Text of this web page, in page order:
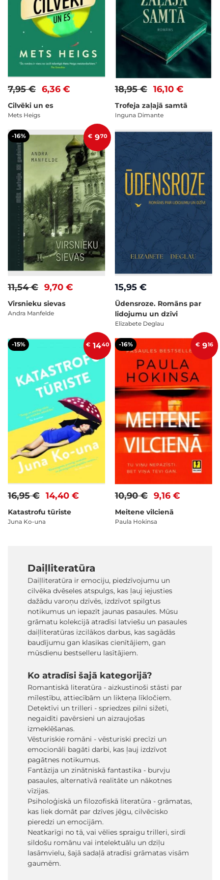
6,36 €
7,95 €
Cilvēki un es
Mets Heigs
16,10 €
18,95 €
Trofeja zaļajā samtā
Inguna Dimante
-16% € 970
9,70 €
11,54 €
Virsnieku sievas
Andra Manfelde
15,95 €
Ūdensroze. Romāns par
lidojumu un dzīvi
Elizabete Deglau
-15% € 1440
14,40 €
16,95 €
Katastrofu tūriste
Juna Ko-una
-16% € 916
9,16 €
10,90 €
Meitene vilcienā
Paula Hokinsa
Daiļliteratūra
Daiļliteratūra ir emociju, piedzīvojumu un
cilvēka dvēseles atspulgs, kas ļauj iejusties
dažādu varoņu dzīvēs, izdzīvot spilgtus
notikumus un iepazīt jaunas pasaules. Mūsu
grāmatu kolekcijā atradīsi latviešu un pasaules
daiļliteratūras izcilākos darbus, kas sagādās
baudījumu gan klasikas cienītājiem, gan
mūsdienu bestselleru lasītājiem.
Ko atradīsi šajā kategorijā?
Romantiskā literatūra - aizkustinoši stāsti par
mīlestību, attiecībām un likteņa līkločiem.
Detektīvi un trilleri - spriedzes pilni sižeti,
negaidīti pavērsieni un aizraujošas
izmeklēšanas.
Vēsturiskie romāni - vēsturiski precīzi un
emocionāli bagāti darbi, kas ļauj izdzīvot
pagātnes notikumus.
Fantāzija un zinātniskā fantastika - burvju
pasaules, alternatīvā realitāte un nākotnes
vīzijas.
Psiholoģiskā un filozofiskā literatūra - grāmatas,
kas liek domāt par dzīves jēgu, cilvēcisko
pieredzi un emocijām.
Neatkarīgi no tā, vai vēlies spraigu trilleri, sirdi
sildošu romānu vai intelektuālu un dziļu
lasāmvielu, šajā sadaļā atradīsi grāmatas visām
gaumēm.